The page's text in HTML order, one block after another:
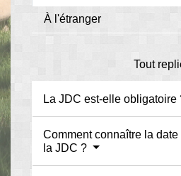
À l'étranger
Tout
La JDC est-elle obligatoire
Comment connaître la
la JDC ?